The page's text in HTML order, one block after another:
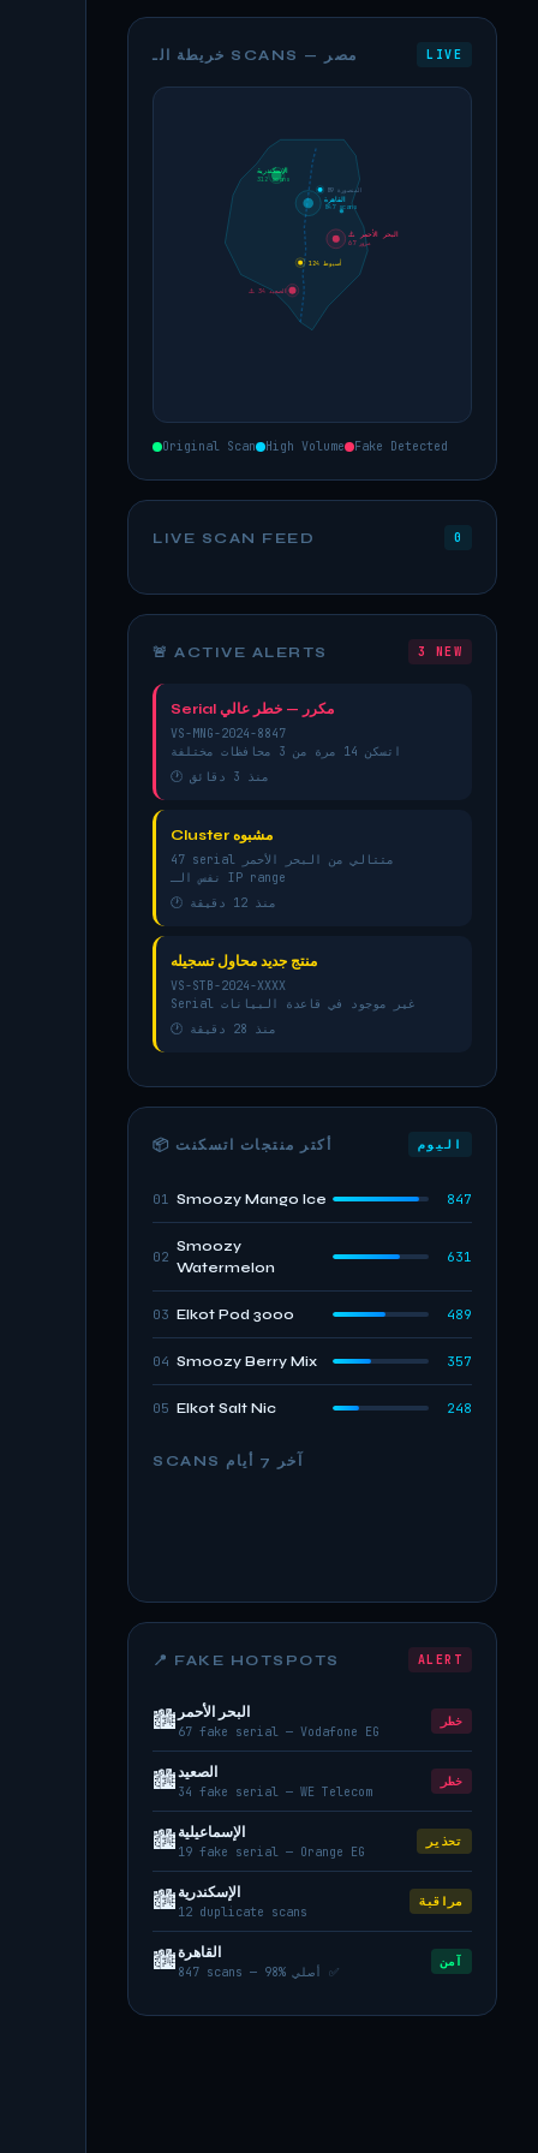
خريطة الـ SCANS — مصر LIVE
القاهرة
847 scans
الإسكندرية
312 scans
⚠️ البحر الأحمر
67 مزور
أسيوط 124
المنصورة 89
⚠️ الصعيد 34
Original Scan High Volume Fake Detected
LIVE SCAN FEED 0
🚨 ACTIVE ALERTS 3 NEW
Serial مكرر — خطر عالي
VS-MNG-2024-8847
اتسكن 14 مرة من 3 محافظات مختلفة
🕐 منذ 3 دقائق
Cluster مشبوه
47 serial متتالي من البحر الأحمر
نفس الـ IP range
🕐 منذ 12 دقيقة
منتج جديد محاول تسجيله
VS-STB-2024-XXXX
Serial غير موجود في قاعدة البيانات
🕐 منذ 28 دقيقة
📦 أكتر منتجات اتسكنت اليوم
01 Smoozy Mango Ice 847
02
Smoozy
Watermelon
631
03 Elkot Pod 3000 489
04 Smoozy Berry Mix 357
05 Elkot Salt Nic 248
SCANS آخر 7 أيام
📍 FAKE HOTSPOTS ALERT
🏙️ البحر الأحمر
67 fake serial — Vodafone EG
خطر
🏙️الصعيد
34 fake serial — WE Telecom
خطر
🏙️ الإسماعيلية
19 fake serial — Orange EG
تحذير
🏙️ الإسكندرية
12 duplicate scans
مراقبة
🏙️القاهرة
847 scans — 98% أصلي ✅
آمن